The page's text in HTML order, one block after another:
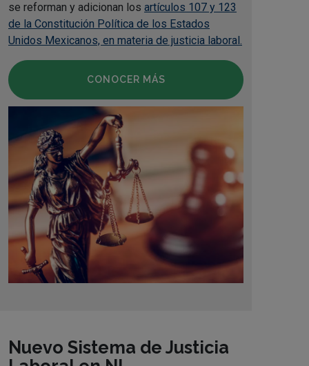
se reforman y adicionan los artículos 107 y 123
de la Constitución Política de los Estados
Unidos Mexicanos, en materia de justicia laboral.
CONOCER MÁS
Nuevo Sistema de Justicia